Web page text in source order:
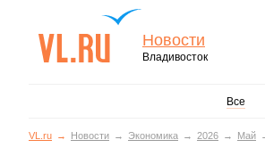
Новости
Владивосток
Все
VL.ru Новости Экономика 2026 Май